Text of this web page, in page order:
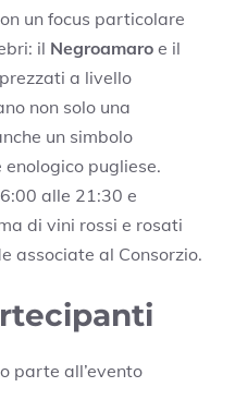
un focus particolare
il Negroamaro e il
a livello
non solo una
un simbolo
pugliese.
alle 21:30 e
di vini rossi e rosati
associate al Consorzio.
parte all’evento